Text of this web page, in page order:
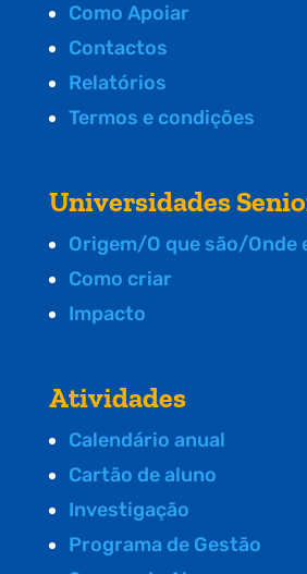
Como Apoiar
Contactos
Relatórios
Termos e condições
Universidades
Origem/O que são/Onde
Como criar
Impacto
Atividades
Calendário anual
Cartão de aluno
Investigação
Programa de Gestão